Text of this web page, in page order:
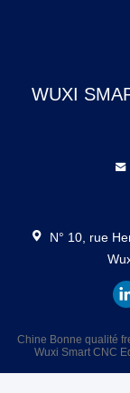
WUXI
N° 10, rue
Chine Bonne qualité
Wuxi Smart CNC